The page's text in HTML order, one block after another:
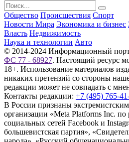
Общество Происшествия Спорт
Новости Мира Экономика и бизнес
Власть Недвижимость
Наука и технологии Авто
© 2014-2024 Информационный
ФС 77 - 68927. Настоящий ресурс
18+. Использование материалов
никаких претензий со стороны
редакции может не совпадать с
Контакты редакции: +7 (495) 765-
В России признаны
организации «Meta Platforms Inc.
социальных сетей Facebook и
большевистская партия»,